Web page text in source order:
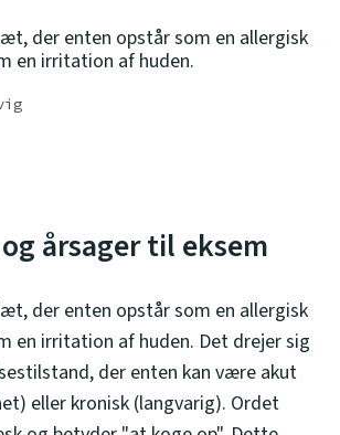
der enten opstår som en allergisk
en irritation af huden.
årsager til eksem
der enten opstår som en allergisk
en irritation af huden. Det drejer sig
der enten kan være akut
eller kronisk (langvarig). Ordet